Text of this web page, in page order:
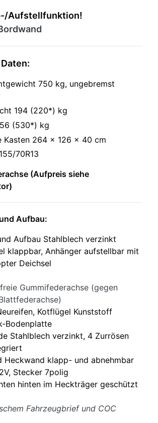
Aufstellfunktion!
750 kg, ungebremst
194 (220*) kg
(530*) kg
Kasten 264 x 126 x 40 cm
70R13
(Aufpreis siehe
Aufbau:
Aufbau Stahlblech verzinkt
klappbar, Anhänger aufstellbar mit
Deichsel
Gummifederachse (gegen
Kotflügel Kunststoff
Bodenplatte
Stahlblech verzinkt, 4 Zurrösen
Heckwand klapp- und abnehmbar
Stecker 7polig
hinten im Heckträger geschützt
Fahrzeugbrief und COC